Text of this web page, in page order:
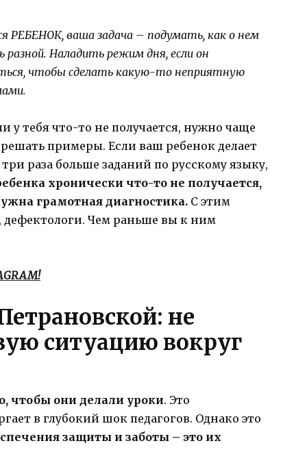
РЕБЕНОК, ваша задача – подумать, как о нем
Наладить режим дня, если он
чтобы сделать какую-то неприятную
у тебя что-то не получается, нужно чаще
примеры. Если ваш ребенок делает
раза больше заданий по русскому языку,
хронически что-то не получается,
грамотная диагностика. С этим
дефектологи. Чем раньше вы к ним
не
ситуацию вокруг
чтобы они делали уроки. Это
в глубокий шок педагогов. Однако это
защиты и заботы – это их